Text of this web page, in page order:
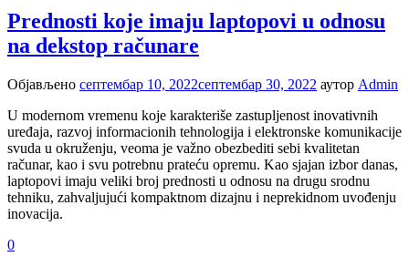
Prednosti koje imaju laptopovi u odnosu
na dekstop računare
Објављено септембар 10, 2022септембар 30, 2022 аутор Admin
U modernom vremenu koje karakteriše zastupljenost inovativnih
uređaja, razvoj informacionih tehnologija i elektronske komunikacije
svuda u okruženju, veoma je važno obezbediti sebi kvalitetan
računar, kao i svu potrebnu prateću opremu. Kao sjajan izbor danas,
laptopovi imaju veliki broj prednosti u odnosu na drugu srodnu
tehniku, zahvaljujući kompaktnom dizajnu i neprekidnom uvođenju
inovacija.
0